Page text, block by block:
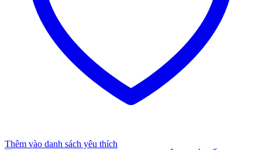
Thêm vào danh sách yêu thích